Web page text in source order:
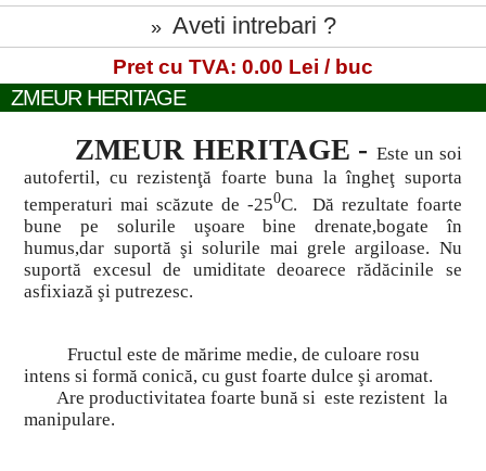
» Aveti intrebari ?
Pret cu TVA: 0.00 Lei / buc
ZMEUR HERITAGE
ZMEUR HERITAGE -Este un soi
autofertil, cu rezistenţă foarte buna la îngheţ suporta
temperaturi mai scăzute de -250C. Dă rezultate foarte
bune pe solurile uşoare bine drenate,bogate în
humus,dar suportă şi solurile mai grele argiloase. Nu
suportă excesul de umiditate deoarece rădăcinile se
asfixiază şi putrezesc.
Fructul este de mărime medie, de culoare rosu
intens si formă conică, cu gust foarte dulce şi aromat.
Are productivitatea foarte bună si este rezistent la
manipulare.